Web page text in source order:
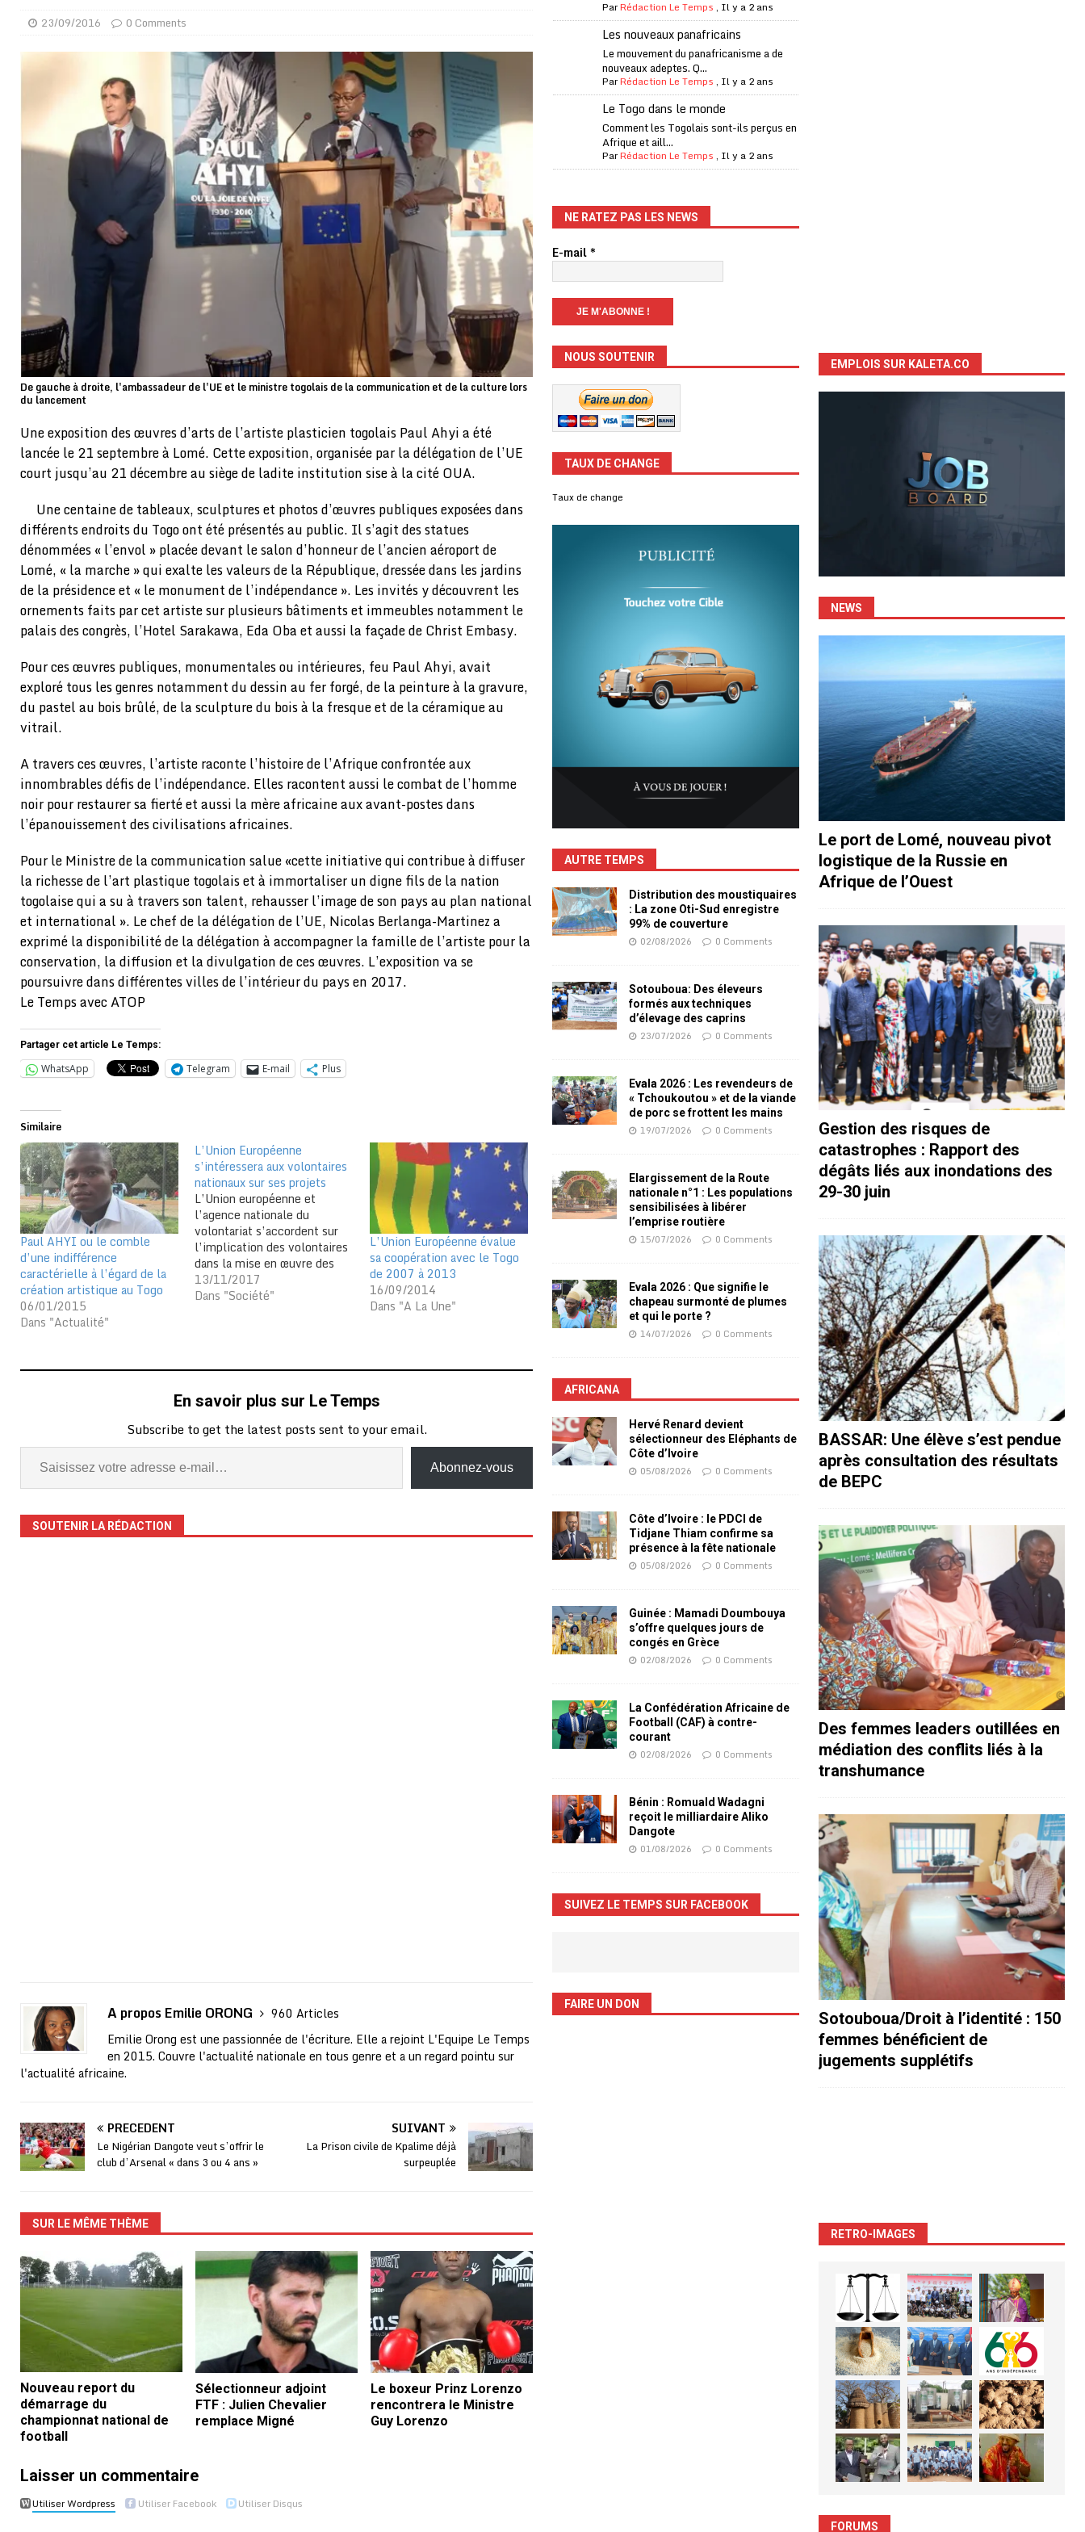
A LA UNE
[ 01/08/2026 ]
Quatre candidats à la succession d’Infantino à la tête de la FIFA
[ 01/08/2026 ] Bénin : Romuald Wadagni reçoit le milliardaire Aliko Dangote
A LA UNE
[ 31/07/2026 ]
Niger : le FMI débloque une bouffée d’oxygène financière
ECONOMIE
[ 31/07/2026 ] Franco Baresi, légendaire défenseur de l’Italie et de l’AC Milan, est mort à 66 ans
A LA UNE
[ 31/07/2026 ]
Benjamin Mendy a vendu aux enchères son trophée de la Coupe du monde
[ 31/07/2026 ] Bénin : les membres du Sénat installés
A LA UNE
[ 31/07/2026 ] Projet d’investisseurs à la Fifa: l’UEFA menace à «l’unanimité» d’un boycott des Coupes du monde
BUSINESS
[ 30/07/2026 ]
Mali : au moins 19 soldats exécutés, Amnesty International exige une enquête
[ 05/08/2026 ]
Hervé Renard devient sélectionneur des Eléphants de Côte d’Ivoire A LA UNE
23/09/2016 0 Comments
De gauche à droite, l'ambassadeur de l'UE et le ministre togolais de la communication et de la culture lors
du lancement
Une exposition des œuvres d’arts de l’artiste plasticien togolais Paul Ahyi a été
lancée le 21 septembre à Lomé. Cette exposition, organisée par la délégation de l’UE
court jusqu’au 21 décembre au siège de ladite institution sise à la cité OUA.
Une centaine de tableaux, sculptures et photos d’œuvres publiques exposées dans
différents endroits du Togo ont été présentés au public. Il s’agit des statues
dénommées « l’envol » placée devant le salon d’honneur de l’ancien aéroport de
Lomé, « la marche » qui exalte les valeurs de la République, dressée dans les jardins
de la présidence et « le monument de l’indépendance ». Les invités y découvrent les
ornements faits par cet artiste sur plusieurs bâtiments et immeubles notamment le
palais des congrès, l’Hotel Sarakawa, Eda Oba et aussi la façade de Christ Embasy.
Pour ces œuvres publiques, monumentales ou intérieures, feu Paul Ahyi, avait
exploré tous les genres notamment du dessin au fer forgé, de la peinture à la gravure,
du pastel au bois brûlé, de la sculpture du bois à la fresque et de la céramique au
vitrail.
A travers ces œuvres, l’artiste raconte l’histoire de l’Afrique confrontée aux
innombrables défis de l’indépendance. Elles racontent aussi le combat de l’homme
noir pour restaurer sa fierté et aussi la mère africaine aux avant-postes dans
l’épanouissement des civilisations africaines.
Pour le Ministre de la communication salue «cette initiative qui contribue à diffuser
la richesse de l’art plastique togolais et à immortaliser un digne fils de la nation
togolaise qui a su à travers son talent, rehausser l’image de son pays au plan national
et international ». Le chef de la délégation de l’UE, Nicolas Berlanga-Martinez a
exprimé la disponibilité de la délégation à accompagner la famille de l’artiste pour la
conservation, la diffusion et la divulgation de ces œuvres. L’exposition va se
poursuivre dans différentes villes de l’intérieur du pays en 2017.
Le Temps avec ATOP
Partager cet article Le Temps:
WhatsApp Telegram E-mail Plus
Similaire
Paul AHYI ou le comble
d’une indifférence
caractérielle à l’égard de la
création artistique au Togo
06/01/2015
Dans "Actualité"
L’Union Européenne
s’intéressera aux volontaires
nationaux sur ses projets
L’Union européenne et
l’agence nationale du
volontariat s’accordent sur
l’implication des volontaires
dans la mise en œuvre des
projets de la délégation. Une
signature d’accord de
Togo (ANVT) sur les projets
de l’Union Européenne (UE)…
13/11/2017
Dans "Société"
L’Union Européenne évalue
sa coopération avec le Togo
de 2007 à 2013
16/09/2014
Dans "A La Une"
En savoir plus sur Le Temps
Subscribe to get the latest posts sent to your email.
Abonnez-vous
SOUTENIR LA RÉDACTION
A propos Emilie ORONG
960 Articles
Emilie Orong est une passionnée de l'écriture. Elle a rejoint L'Equipe Le Temps
en 2015. Couvre l'actualité nationale en tous genre et a un regard pointu sur
l'actualité africaine.
PRÉCÉDENT
Le Nigérian Dangote veut s’offrir le
club d’Arsenal « dans 3 ou 4 ans »
SUIVANT
La Prison civile de Kpalime déjà
surpeuplée
SUR LE MÊME THÈME
Nouveau report du
démarrage du
championnat national de
football
Sélectionneur adjoint
FTF : Julien Chevalier
remplace Migné
Le boxeur Prinz Lorenzo
rencontrera le Ministre
Guy Lorenzo
Laisser un commentaire
Utiliser Wordpress Utiliser Facebook Utiliser Disqus
ParRédaction Le Temps , Il y a 2 ans
Les nouveaux panafricains
Le mouvement du panafricanisme a de
nouveaux adeptes. Q...
ParRédaction Le Temps , Il y a 2 ans
Le Togo dans le monde
Comment les Togolais sont-ils perçus en
Afrique et aill...
ParRédaction Le Temps , Il y a 2 ans
NE RATEZ PAS LES NEWS
E-mail*
NOUS SOUTENIR
TAUX DE CHANGE
Taux de change
AUTRE TEMPS
Distribution des moustiquaires
: La zone Oti-Sud enregistre
99% de couverture
02/08/2026 0 Comments
Sotouboua: Des éleveurs
formés aux techniques
d’élevage des caprins
23/07/2026 0 Comments
Evala 2026 : Les revendeurs de
« Tchoukoutou » et de la viande
de porc se frottent les mains
19/07/2026 0 Comments
Elargissement de la Route
nationale n°1 : Les populations
sensibilisées à libérer
l’emprise routière
15/07/2026 0 Comments
Evala 2026 : Que signifie le
chapeau surmonté de plumes
et qui le porte ?
14/07/2026 0 Comments
AFRICANA
Hervé Renard devient
sélectionneur des Eléphants de
Côte d’Ivoire
05/08/2026 0 Comments
Côte d’Ivoire : le PDCI de
Tidjane Thiam confirme sa
présence à la fête nationale
05/08/2026 0 Comments
Guinée : Mamadi Doumbouya
s’offre quelques jours de
congés en Grèce
02/08/2026 0 Comments
La Confédération Africaine de
Football (CAF) à contre-
courant
02/08/2026 0 Comments
Bénin : Romuald Wadagni
reçoit le milliardaire Aliko
Dangote
01/08/2026 0 Comments
SUIVEZ LE TEMPS SUR FACEBOOK
FAIRE UN DON
EMPLOIS SUR KALETA.CO
NEWS
Le port de Lomé, nouveau pivot
logistique de la Russie en
Afrique de l’Ouest
Gestion des risques de
catastrophes : Rapport des
dégâts liés aux inondations des
29-30 juin
BASSAR: Une élève s’est pendue
après consultation des résultats
de BEPC
Des femmes leaders outillées en
médiation des conflits liés à la
transhumance
Sotouboua/Droit à l’identité : 150
femmes bénéficient de
jugements supplétifs
RETRO-IMAGES
FORUMS